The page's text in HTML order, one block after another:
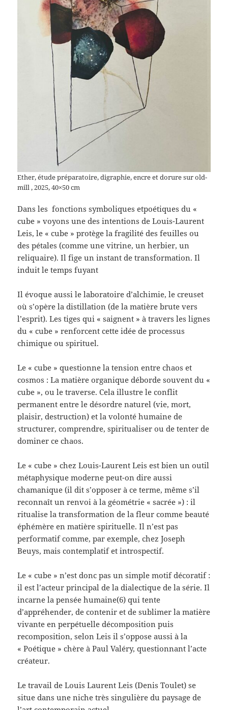
Ether, étude préparatoire, digraphie, encre et dorure sur old-
mill , 2025, 40×50 cm
Dans les fonctions symboliques etpoétiques du «
cube » voyons une des intentions de Louis-Laurent
Leis, le « cube » protège la fragilité des feuilles ou
des pétales (comme une vitrine, un herbier, un
reliquaire). Il fige un instant de transformation. Il
induit le temps fuyant
Il évoque aussi le laboratoire d’alchimie, le creuset
où s’opère la distillation (de la matière brute vers
l’esprit). Les tiges qui « saignent » à travers les lignes
du « cube » renforcent cette idée de processus
chimique ou spirituel.
Le « cube » questionne la tension entre chaos et
cosmos : La matière organique déborde souvent du «
cube », ou le traverse. Cela illustre le conflit
permanent entre le désordre naturel (vie, mort,
plaisir, destruction) et la volonté humaine de
structurer, comprendre, spiritualiser ou de tenter de
dominer ce chaos.
Le « cube » chez Louis-Laurent Leis est bien un outil
métaphysique moderne peut-on dire aussi
chamanique (il dit s’opposer à ce terme, même s’il
reconnaît un renvoi à la géométrie « sacrée ») : il
ritualise la transformation de la fleur comme beauté
éphémère en matière spirituelle. Il n’est pas
performatif comme, par exemple, chez Joseph
Beuys, mais contemplatif et introspectif.
Le « cube » n’est donc pas un simple motif décoratif :
il est l’acteur principal de la dialectique de la série. Il
incarne la pensée humaine(6) qui tente
d’appréhender, de contenir et de sublimer la matière
vivante en perpétuelle décomposition puis
recomposition, selon Leis il s’oppose aussi à la
« Poétique » chère à Paul Valéry, questionnant l’acte
créateur.
Le travail de Louis Laurent Leis (Denis Toulet) se
situe dans une niche très singulière du paysage de